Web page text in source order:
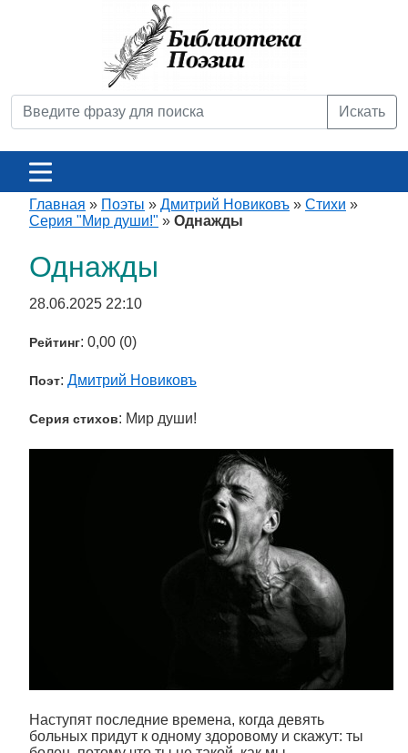
Искать
Главная » Поэты » Дмитрий Новиковъ » Стихи »
Серия "Мир души!" » Однажды
Однажды
28.06.2025 22:10
Рейтинг: 0,00 (0)
Поэт: Дмитрий Новиковъ
Серия стихов: Мир души!
Наступят последние времена, когда девять
больных придут к одному здоровому и скажут: ты